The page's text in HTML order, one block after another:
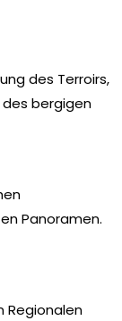
des Terroirs,
bergigen
Panoramen.
Regionalen